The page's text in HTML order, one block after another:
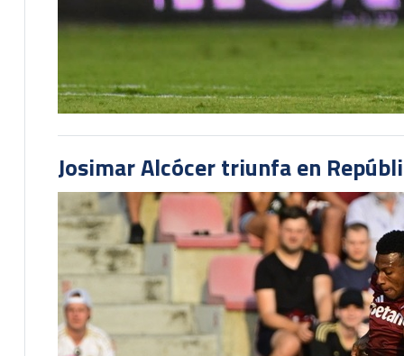
Josimar Alcócer triunfa en